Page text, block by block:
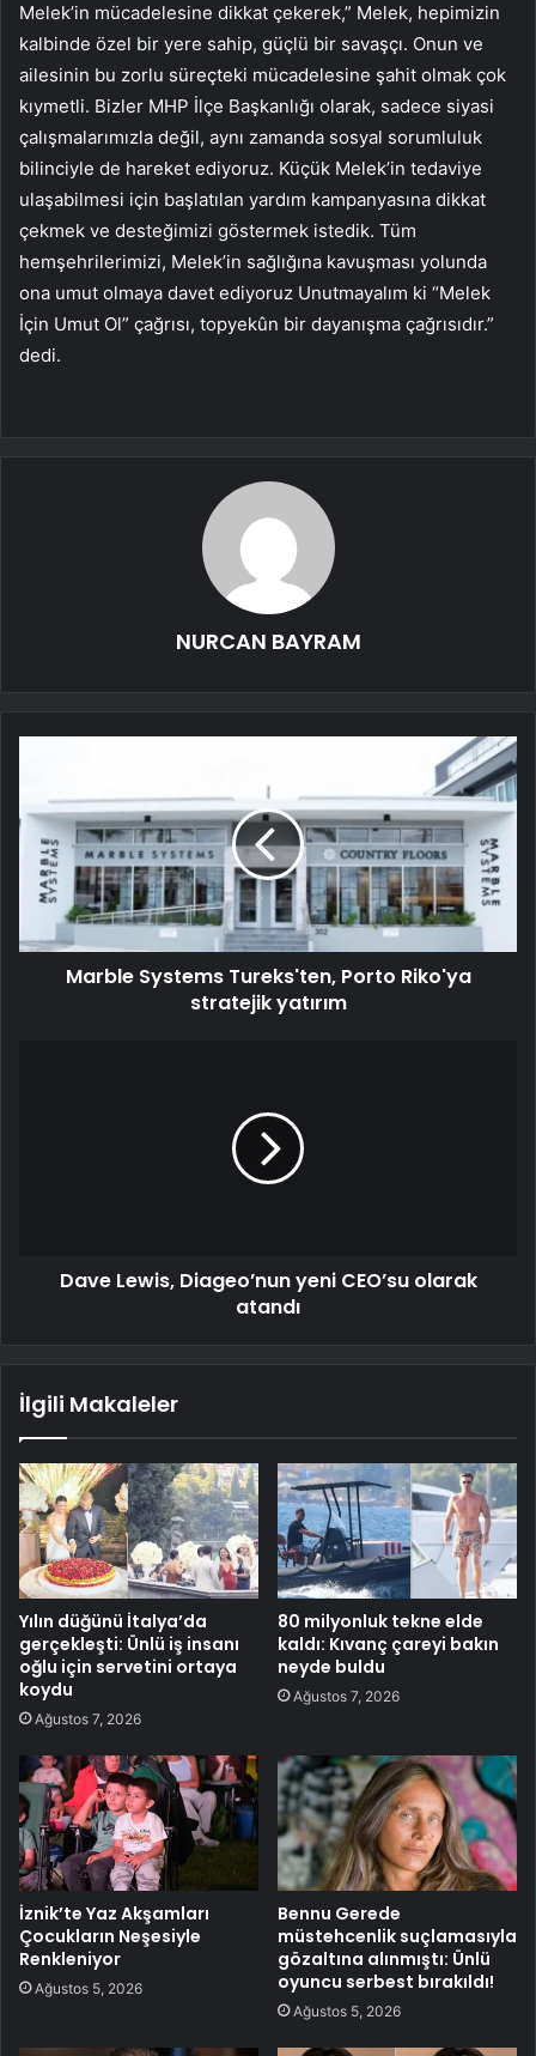
Melek’in mücadelesine dikkat çekerek,” Melek, hepimizin
kalbinde özel bir yere sahip, güçlü bir savaşçı. Onun ve
ailesinin bu zorlu süreçteki mücadelesine şahit olmak çok
kıymetli. Bizler MHP İlçe Başkanlığı olarak, sadece siyasi
çalışmalarımızla değil, aynı zamanda sosyal sorumluluk
bilinciyle de hareket ediyoruz. Küçük Melek’in tedaviye
ulaşabilmesi için başlatılan yardım kampanyasına dikkat
çekmek ve desteğimizi göstermek istedik. Tüm
hemşehrilerimizi, Melek’in sağlığına kavuşması yolunda
ona umut olmaya davet ediyoruz Unutmayalım ki “Melek
İçin Umut Ol” çağrısı, topyekûn bir dayanışma çağrısıdır.”
dedi.
NURCAN BAYRAM
Marble Systems Tureks'ten, Porto Riko'ya
stratejik yatırım
Dave Lewis, Diageo’nun yeni CEO’su olarak
atandı
İlgili Makaleler
Yılın düğünü İtalya’da
gerçekleşti: Ünlü iş insanı
oğlu için servetini ortaya
koydu
Ağustos 7, 2026
80 milyonluk tekne elde
kaldı: Kıvanç çareyi bakın
neyde buldu
Ağustos 7, 2026
İznik’te Yaz Akşamları
Çocukların Neşesiyle
Renkleniyor
Ağustos 5, 2026
Bennu Gerede
müstehcenlik suçlamasıyla
gözaltına alınmıştı: Ünlü
oyuncu serbest bırakıldı!
Ağustos 5, 2026